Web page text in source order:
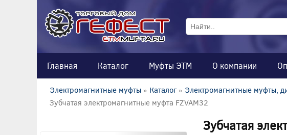
Главная Каталог Муфты ЭТМ О компании
Электромагнитные муфты » Каталог» Электромагнитные муфты,
Зубчатая электромагнитные муфта FZVAM32
Зубчатая